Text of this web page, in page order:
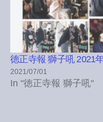
徳正寺報 獅子吼 2021
2021/07/01
In "徳正寺報 獅子吼"